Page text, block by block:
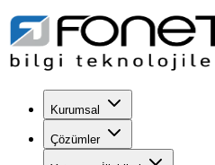
Kurumsal
Çözümler